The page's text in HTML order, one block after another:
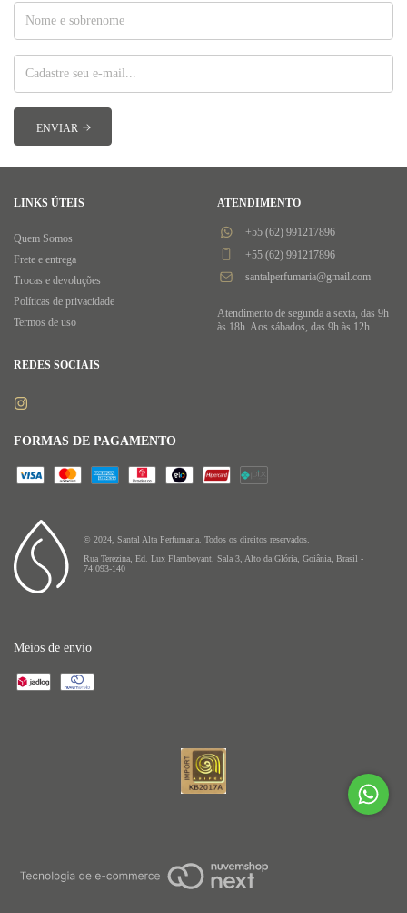
© 2024, Santal Alta Perfumaria. Todos os direitos reservados.
Rua Terezina, Ed. Lux Flamboyant, Sala 3, Alto da Glória, Goiânia, Brasil -
74.093-140
LINKS ÚTEIS
Quem Somos
Frete e entrega
Trocas e devoluções
Políticas de privacidade
Termos de uso
ATENDIMENTO
+55 (62) 991217896
+55 (62) 991217896
santalperfumaria@gmail.com
Atendimento de segunda a sexta, das 9h
às 18h. Aos sábados, das 9h às 12h.
REDES SOCIAIS
FORMAS DE PAGAMENTO
Meios de envio